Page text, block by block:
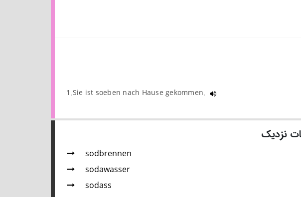
1.Sie ist soeben nach Hause gekommen.
نزدیک
sodbrennen
sodawasser
sodass